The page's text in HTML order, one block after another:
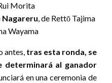
Morita
Nagareru, de Rettō Tajima
Wayama
antes, tras esta ronda, se
determinará al ganador
en una ceremonia de